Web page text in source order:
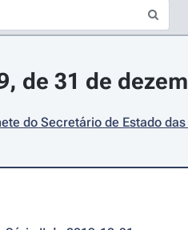
de 31 de
do Secretário de Estado